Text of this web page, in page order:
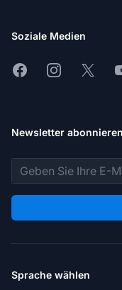
Soziale Medien
FacebookInstagram
X
Newsletter abonnieren
E-Mail-Adresse
Sprache wählen